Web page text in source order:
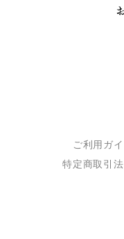
ご利用ガ
特定商取引